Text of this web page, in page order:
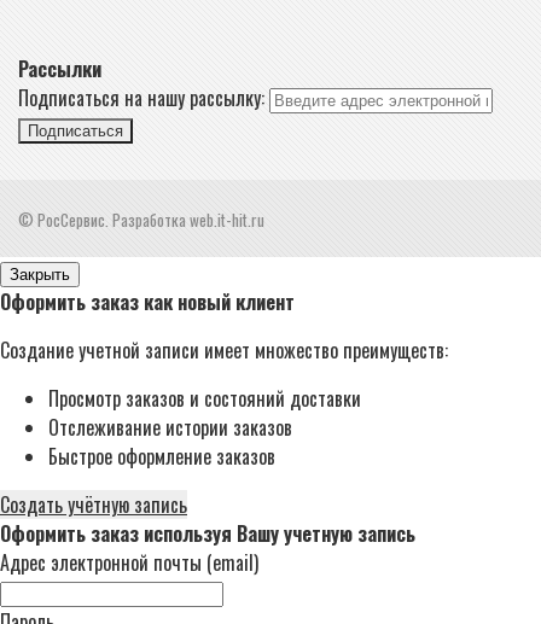
Рассылки
Подписаться на нашу рассылку:
Подписаться
© РосСервис. Разработка web.it-hit.ru
Закрыть
Оформить заказ как новый клиент
Создание учетной записи имеет множество преимуществ:
Просмотр заказов и состояний доставки
Отслеживание истории заказов
Быстрое оформление заказов
Создать учётную запись
Оформить заказ используя Вашу учетную запись
Адрес электронной почты (email)